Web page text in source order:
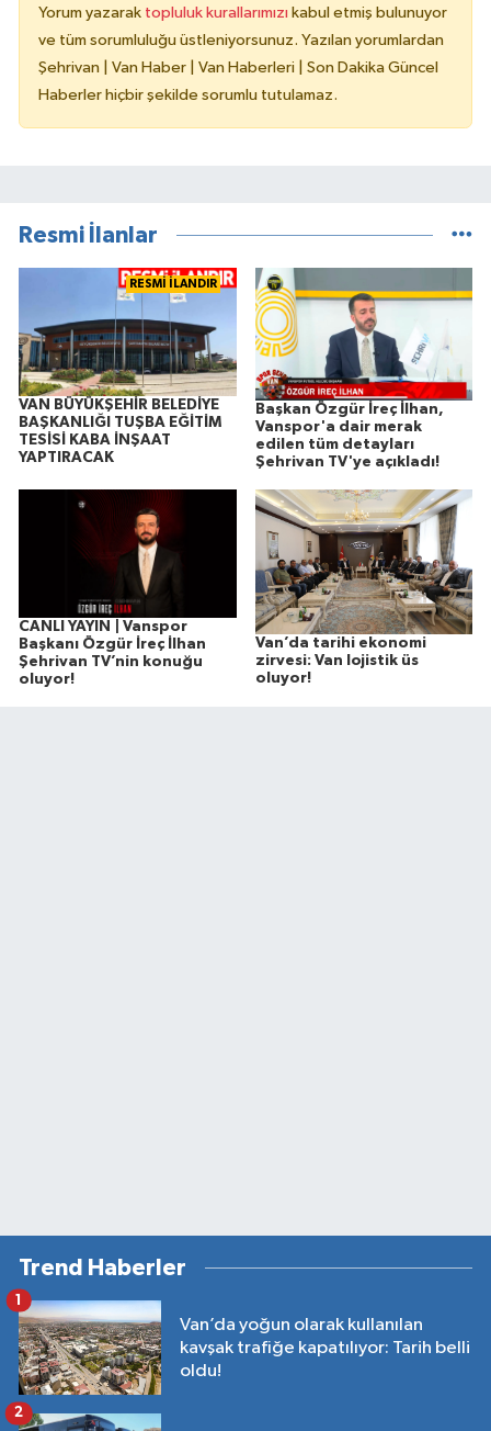
Yorum yazarak topluluk kurallarımızı kabul etmiş bulunuyor
ve tüm sorumluluğu üstleniyorsunuz. Yazılan yorumlardan
Şehrivan | Van Haber | Van Haberleri | Son Dakika Güncel
Haberler hiçbir şekilde sorumlu tutulamaz.
Resmi İlanlar
RESMİ İLANDIR
VAN BÜYÜKŞEHİR BELEDİYE
BAŞKANLIĞI TUŞBA EĞİTİM
TESİSİ KABA İNŞAAT
YAPTIRACAK
Başkan Özgür İreç İlhan,
Vanspor'a dair merak
edilen tüm detayları
Şehrivan TV'ye açıkladı!
CANLI YAYIN | Vanspor
Başkanı Özgür İreç İlhan
Şehrivan TV’nin konuğu
oluyor!
Van’da tarihi ekonomi
zirvesi: Van lojistik üs
oluyor!
Trend Haberler
Van’da yoğun olarak kullanılan
kavşak trafiğe kapatılıyor: Tarih belli
oldu!
1
2